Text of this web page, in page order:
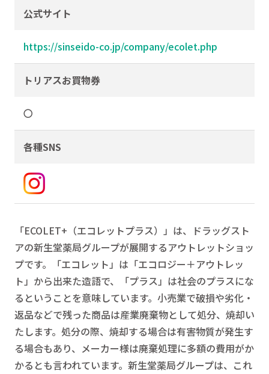
公式サイト
https://sinseido-co.jp/company/ecolet.php
トリアスお買物券
〇
各種SNS
「ECOLET+（エコレットプラス）」は、ドラッグスト
アの新生堂薬局グループが展開するアウトレットショッ
プです。「エコレット」は「エコロジー＋アウトレッ
ト」から出来た造語で、「プラス」は社会のプラスにな
るということを意味しています。小売業で破損や劣化・
返品などで残った商品は産業廃棄物として処分、焼却い
たします。処分の際、焼却する場合は有害物質が発生す
る場合もあり、メーカー様は廃棄処理に多額の費用がか
かるとも言われています。新生堂薬局グループは、これ